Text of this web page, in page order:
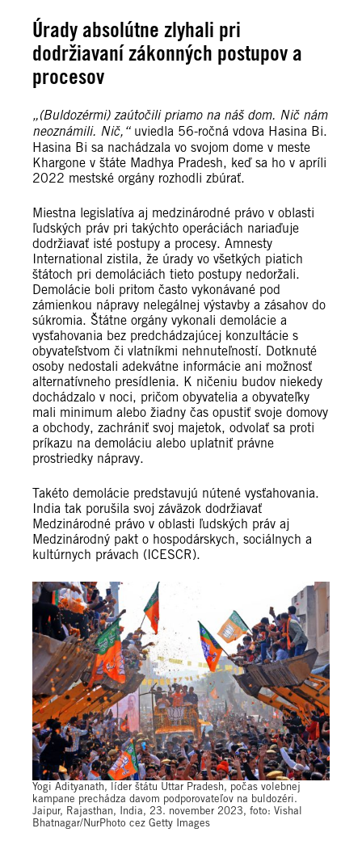
Úrady absolútne zlyhali pri
dodržiavaní zákonných postupov a
procesov
„(Buldozérmi) zaútočili priamo na náš dom. Nič nám
neoznámili. Nič,“ uviedla 56-ročná vdova Hasina Bi.
Hasina Bi sa nachádzala vo svojom dome v meste
Khargone v štáte Madhya Pradesh, keď sa ho v apríli
2022 mestské orgány rozhodli zbúrať.
Miestna legislatíva aj medzinárodné právo v oblasti
ľudských práv pri takýchto operáciách nariaďuje
dodržiavať isté postupy a procesy. Amnesty
International zistila, že úrady vo všetkých piatich
štátoch pri demoláciách tieto postupy nedoržali.
Demolácie boli pritom často vykonávané pod
zámienkou nápravy nelegálnej výstavby a zásahov do
súkromia. Štátne orgány vykonali demolácie a
vysťahovania bez predchádzajúcej konzultácie s
obyvateľstvom či vlatníkmi nehnuteľností. Dotknuté
osoby nedostali adekvátne informácie ani možnosť
alternatívneho presídlenia. K ničeniu budov niekedy
dochádzalo v noci, pričom obyvatelia a obyvateľky
mali minimum alebo žiadny čas opustiť svoje domovy
a obchody, zachrániť svoj majetok, odvolať sa proti
príkazu na demoláciu alebo uplatniť právne
prostriedky nápravy.
Takéto demolácie predstavujú nútené vysťahovania.
India tak porušila svoj záväzok dodržiavať
Medzinárodné právo v oblasti ľudských práv aj
Medzinárodný pakt o hospodárskych, sociálnych a
kultúrnych právach (ICESCR).
Yogi Adityanath, líder štátu Uttar Pradesh, počas volebnej
kampane prechádza davom podporovateľov na buldozéri.
Jaipur, Rajasthan, India, 23. november 2023, foto: Vishal
Bhatnagar/NurPhoto cez Getty Images